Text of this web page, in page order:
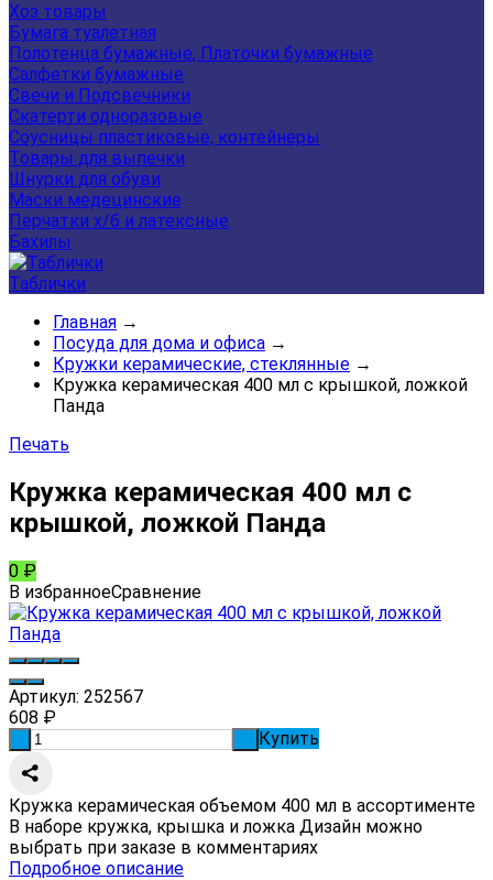
Хоз товары
Бумага туалетная
Полотенца бумажные, Платочки бумажные
Салфетки бумажные
Свечи и Подсвечники
Скатерти одноразовые
Соусницы пластиковые, контейнеры
Товары для выпечки
Шнурки для обуви
Маски медецинские
Перчатки х/б и латексные
Бахилы
Таблички
Главная →
Посуда для дома и офиса →
Кружки керамические, стеклянные →
Кружка керамическая 400 мл с крышкой, ложкой
Панда
Печать
Кружка керамическая 400 мл с
крышкой, ложкой Панда
0 ₽
В избранноеСравнение
Артикул: 252567
608 ₽
Купить
Кружка керамическая объемом 400 мл в ассортименте
В наборе кружка, крышка и ложка Дизайн можно
выбрать при заказе в комментариях
Подробное описание